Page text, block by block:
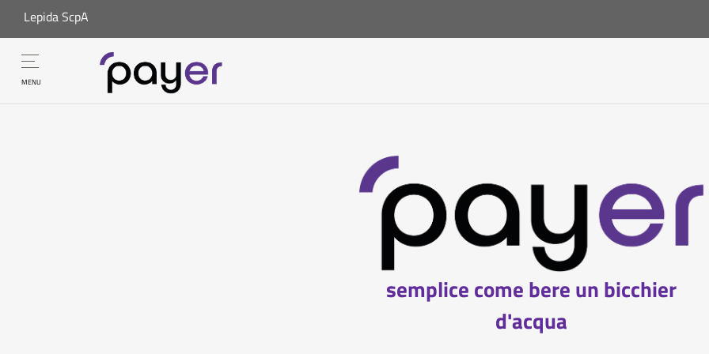
Lepida ScpA
MENU
semplice come bere un bicchier
d'acqua